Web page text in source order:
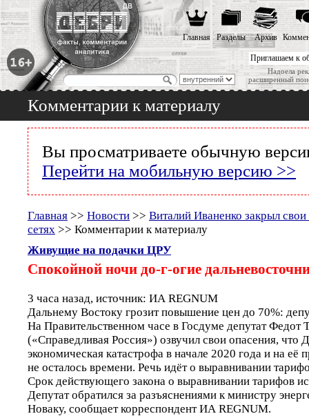
Приглашаем к
Надоела
расширенный
Главная Разделы Архив
Комментарии к материалу
Вы просматриваете обычную
Перейти на мобильную версию >>
Главная >> Новости >> Виталий Иваненко закрыл
сетях >> Комментарии к материалу
Живущие на подачки ЦРУ
Спокойной ночи до-г-огие
3 часа назад, источник: ИА REGNUM
Дальнему Востоку грозит повышение цен до 70%:
На Правительственном часе в Госдуме депутат Федот
(«Справедливая Россия») озвучил свои опасения, что
экономическая катастрофа в начале 2020 года и на её
не осталось времени. Речь идёт о выравнивании
Срок действующего закона о выравнивании тарифов
Депутат обратился за разъяснениями к министру
Новаку, сообщает корреспондент ИА REGNUM.